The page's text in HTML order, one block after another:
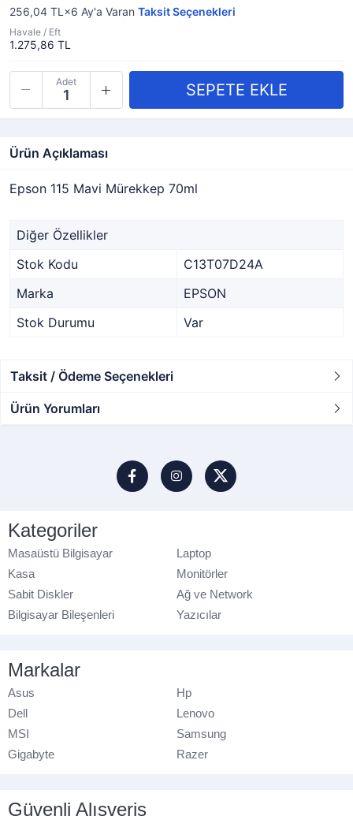
256,04 TL×6 Ay'a Varan Taksit Seçenekleri
Havale / Eft
1.275,86 TL
Adet
Ürün Açıklaması
Epson 115 Mavi Mürekkep 70ml
Diğer Özellikler
Stok Kodu
C13T07D24A
Marka
EPSON
Stok Durumu
Var
Taksit / Ödeme Seçenekleri
Ürün Yorumları
Kategoriler
Masaüstü Bilgisayar
Laptop
Kasa
Monitörler
Sabit Diskler
Ağ ve Network
Bilgisayar Bileşenleri
Yazıcılar
Markalar
Asus
Hp
Dell
Lenovo
MSI
Samsung
Gigabyte
Razer
Güvenli Alışveriş